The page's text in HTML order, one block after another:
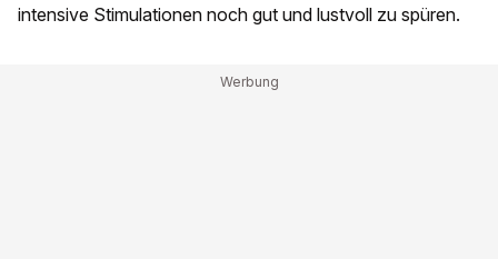
intensive Stimulationen noch gut und lustvoll zu spüren.